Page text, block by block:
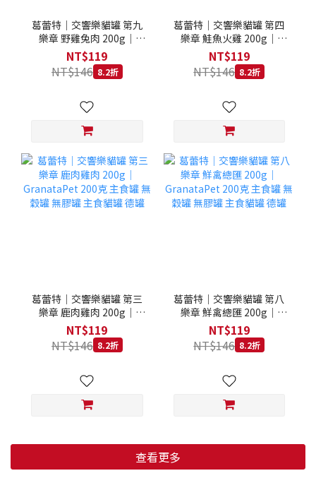
葛蕾特｜交響樂貓罐 第九
樂章 野雞兔肉 200g｜
GranataPet 200克 主食罐
無穀罐 無膠罐 主食貓罐 德
罐
NT$119
NT$146 8.2折
葛蕾特｜交響樂貓罐 第四
樂章 鮭魚火雞 200g｜
GranataPet 200克 主食罐
無穀罐 無膠罐 主食貓罐 德
罐
NT$119
NT$146 8.2折
葛蕾特｜交響樂貓罐 第三
樂章 鹿肉雞肉 200g｜
GranataPet 200克 主食罐
無穀罐 無膠罐 主食貓罐 德
罐
NT$119
NT$146 8.2折
葛蕾特｜交響樂貓罐 第八
樂章 鮮禽總匯 200g｜
GranataPet 200克 主食罐
無穀罐 無膠罐 主食貓罐 德
罐
NT$119
NT$146 8.2折
查看更多